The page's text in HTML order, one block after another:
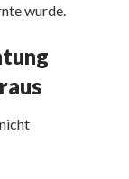
wurde.